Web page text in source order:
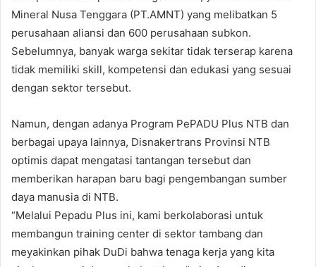
Mineral Nusa Tenggara (PT.AMNT) yang melibatkan 5
perusahaan aliansi dan 600 perusahaan subkon.
Sebelumnya, banyak warga sekitar tidak terserap karena
tidak memiliki skill, kompetensi dan edukasi yang sesuai
dengan sektor tersebut.
Namun, dengan adanya Program PePADU Plus NTB dan
berbagai upaya lainnya, Disnakertrans Provinsi NTB
optimis dapat mengatasi tantangan tersebut dan
memberikan harapan baru bagi pengembangan sumber
daya manusia di NTB.
“Melalui Pepadu Plus ini, kami berkolaborasi untuk
membangun training center di sektor tambang dan
meyakinkan pihak DuDi bahwa tenaga kerja yang kita